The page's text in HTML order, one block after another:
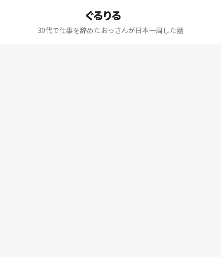
ぐるりる
30代で仕事を辞めたおっさんが日本一周した話